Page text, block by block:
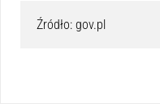
Źródło: gov.pl